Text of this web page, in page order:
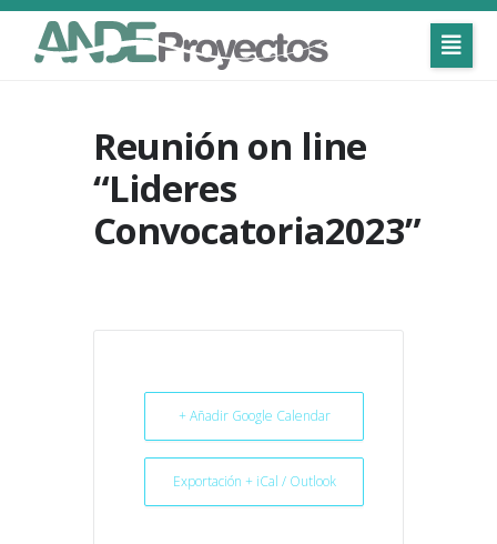
Reunión on line
“Lideres
Convocatoria2023”
+ Añadir Google Calendar
Exportación + iCal / Outlook